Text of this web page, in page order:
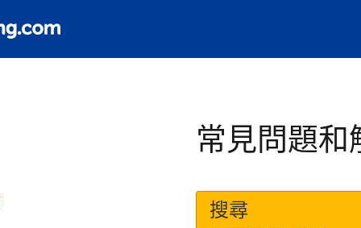
常見問題和
搜尋